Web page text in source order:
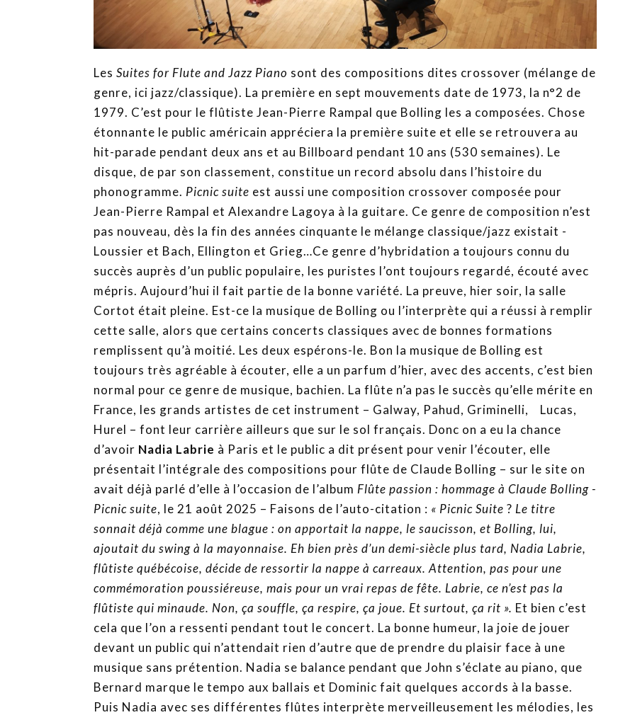
Les Suites for Flute and Jazz Piano sont des compositions dites crossover (mélange de
genre, ici jazz/classique). La première en sept mouvements date de 1973, la n°2 de
1979. C’est pour le flûtiste Jean-Pierre Rampal que Bolling les a composées. Chose
étonnante le public américain appréciera la première suite et elle se retrouvera au
hit-parade pendant deux ans et au Billboard pendant 10 ans (530 semaines). Le
disque, de par son classement, constitue un record absolu dans l’histoire du
phonogramme. Picnic suite est aussi une composition crossover composée pour
Jean-Pierre Rampal et Alexandre Lagoya à la guitare. Ce genre de composition n’est
pas nouveau, dès la fin des années cinquante le mélange classique/jazz existait -
Loussier et Bach, Ellington et Grieg…Ce genre d’hybridation a toujours connu du
succès auprès d’un public populaire, les puristes l’ont toujours regardé, écouté avec
mépris. Aujourd’hui il fait partie de la bonne variété. La preuve, hier soir, la salle
Cortot était pleine. Est-ce la musique de Bolling ou l’interprète qui a réussi à remplir
cette salle, alors que certains concerts classiques avec de bonnes formations
remplissent qu’à moitié. Les deux espérons-le. Bon la musique de Bolling est
toujours très agréable à écouter, elle a un parfum d’hier, avec des accents, c’est bien
normal pour ce genre de musique, bachien. La flûte n’a pas le succès qu’elle mérite en
France, les grands artistes de cet instrument – Galway, Pahud, Griminelli, Lucas,
Hurel – font leur carrière ailleurs que sur le sol français. Donc on a eu la chance
d’avoir Nadia Labrie à Paris et le public a dit présent pour venir l’écouter, elle
présentait l’intégrale des compositions pour flûte de Claude Bolling – sur le site on
avait déjà parlé d’elle à l’occasion de l’album Flûte passion : hommage à Claude Bolling -
Picnic suite, le 21 août 2025 – Faisons de l’auto-citation : « Picnic Suite ? Le titre
sonnait déjà comme une blague : on apportait la nappe, le saucisson, et Bolling, lui,
ajoutait du swing à la mayonnaise. Eh bien près d’un demi-siècle plus tard, Nadia Labrie,
flûtiste québécoise, décide de ressortir la nappe à carreaux. Attention, pas pour une
commémoration poussiéreuse, mais pour un vrai repas de fête. Labrie, ce n’est pas la
flûtiste qui minaude. Non, ça souffle, ça respire, ça joue. Et surtout, ça rit ». Et bien c’est
cela que l’on a ressenti pendant tout le concert. La bonne humeur, la joie de jouer
devant un public qui n’attendait rien d’autre que de prendre du plaisir face à une
musique sans prétention. Nadia se balance pendant que John s’éclate au piano, que
Bernard marque le tempo aux ballais et Dominic fait quelques accords à la basse.
Puis Nadia avec ses différentes flûtes interprète merveilleusement les mélodies, les